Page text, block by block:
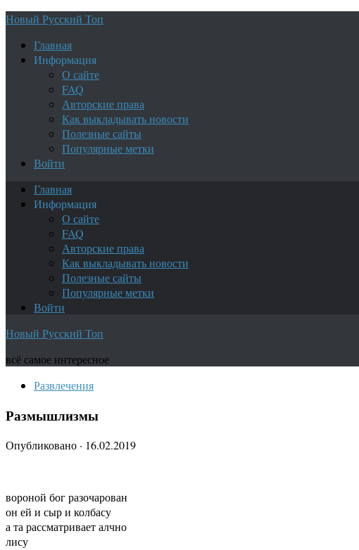
Новый Русский Топ
Главная
Информация
О сайте
FAQ
Авторские права
Как выкладывать новости
Полезные сайты
Популярные метки
Войти
Главная
Информация
О сайте
FAQ
Авторские права
Как выкладывать новости
Полезные сайты
Популярные метки
Войти
Новый Русский Топ
всё самое интересное
Развлечения
Размышлизмы
Опубликовано · 16.02.2019
вороной бог разочарован
он ей и сыр и колбасу
а та рассматривает алчно
лису